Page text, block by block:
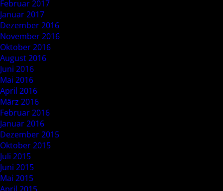
Februar 2017
Januar 2017
Dezember 2016
November 2016
Oktober 2016
August 2016
Juni 2016
Mai 2016
April 2016
März 2016
Februar 2016
Januar 2016
Dezember 2015
Oktober 2015
Juli 2015
Juni 2015
Mai 2015